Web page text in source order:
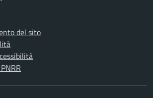
del sito